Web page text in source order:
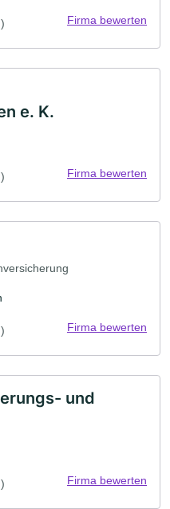
Firma bewerten
e. K.
Firma bewerten
Firma bewerten
und
Firma bewerten